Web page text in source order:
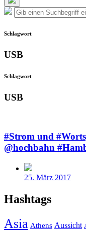
Such-
Overlay
Suche
nach:
Schlagwort
USB
Schlagwort
USB
#Strom und
@hochbahn
25. März 2017
Hashtags
Asia Athens Aussicht